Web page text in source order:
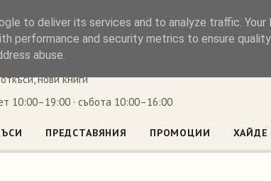
нови книги
10:00–19:00 · събота 10:00–16:00
ПРЕДСТАВЯНИЯ ПРОМОЦИИ
to deliver its services and to analyze traffic. Your
performance and security metrics to ensure
abuse.